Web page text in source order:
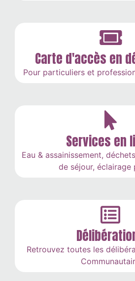
Carte d'accès en
Pour particuliers et
Services en
Eau & assainissement,
de séjour, éclairage
Retrouvez toutes les